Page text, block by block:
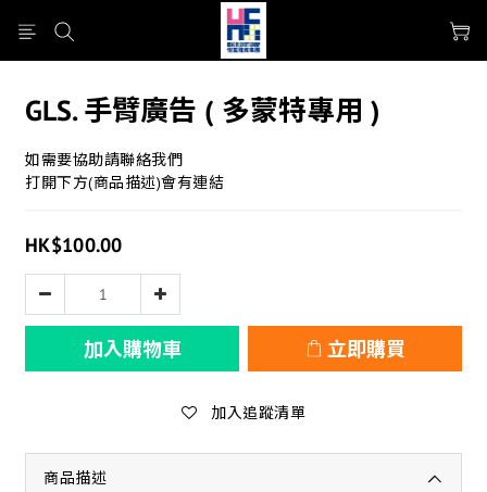
GLS. 手臂廣告 ( 多蒙特專用 )
如需要協助請聯絡我們
打開下方(商品描述)會有連結
HK$100.00
加入購物車 立即購買
加入追蹤清單
商品描述